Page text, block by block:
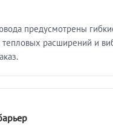
предусмотрены
расширений и